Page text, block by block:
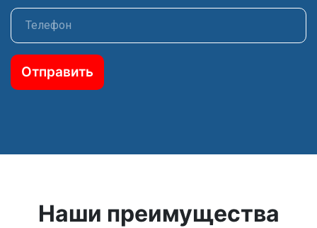
Наши преимущества
Отправить